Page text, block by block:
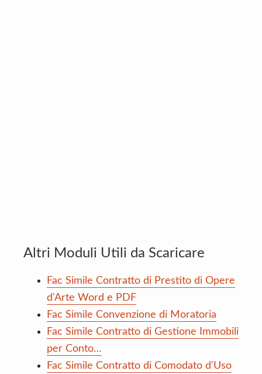
Altri Moduli Utili da Scaricare
Fac Simile Contratto di Prestito di Opere
d'Arte Word e PDF
Fac Simile Convenzione di Moratoria
Fac Simile Contratto di Gestione Immobili
per Conto…
Fac Simile Contratto di Comodato d'Uso